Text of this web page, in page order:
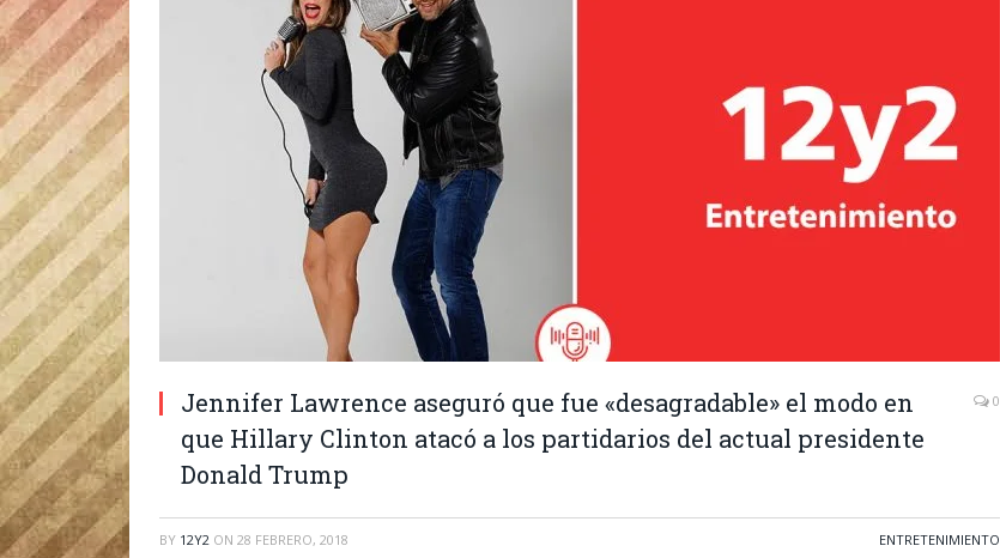
Jennifer Lawrence aseguró que fue «desagradable» el modo en
que Hillary Clinton atacó a los partidarios del actual presidente
Donald Trump
0
BY 12Y2 ON 28 FEBRERO, 2018 ENTRETENIMIENTO